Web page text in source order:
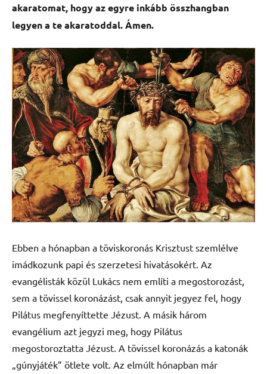
akaratomat, hogy az egyre inkább összhangban
legyen a te akaratoddal. Ámen.
Ebben a hónapban a töviskoronás Krisztust szemlélve
imádkozunk papi és szerzetesi hivatásokért. Az
evangélisták közül Lukács nem említi a megostorozást,
sem a tövissel koronázást, csak annyit jegyez fel, hogy
Pilátus megfenyíttette Jézust. A másik három
evangélium azt jegyzi meg, hogy Pilátus
megostoroztatta Jézust. A tövissel koronázás a katonák
„gúnyjáték” ötlete volt. Az elmúlt hónapban már